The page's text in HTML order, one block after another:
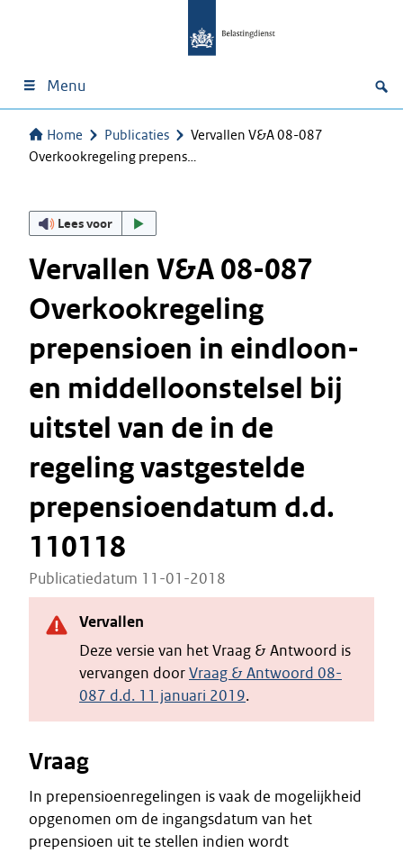
Menu
Home Publicaties
Vervallen V&A 08-087
Overkookregeling prepens…
Lees voor
Vervallen V&A 08-087
Overkookregeling
prepensioen in eindloon-
en middelloonstelsel bij
uitstel van de in de
regeling vastgestelde
prepensioendatum d.d.
110118
Publicatiedatum 11-01-2018
Vervallen
Deze versie van het Vraag & Antwoord is
vervangen doorVraag & Antwoord 08-
087 d.d. 11 januari 2019.
Vraag
In prepensioenregelingen is vaak de mogelijkheid
opgenomen om de ingangsdatum van het
prepensioen uit te stellen indien wordt